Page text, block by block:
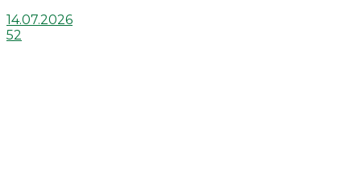
14.07.2026
52